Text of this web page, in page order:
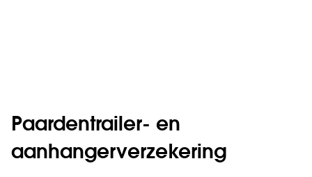
Paardentrailer- en
aanhangerverzekering